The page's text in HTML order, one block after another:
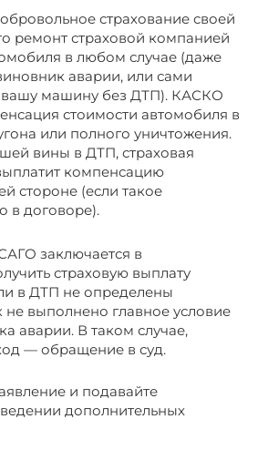
страхование своей
ремонт страховой компанией
в любом случае (даже
аварии, или сами
вашу машину без ДТП). КАСКО
стоимости автомобиля в
или полного уничтожения.
вины в ДТП, страховая
компенсацию
стороне (если такое
в договоре).
заключается в
страховую выплату
в ДТП не определены
выполнено главное условие
аварии. В таком случае,
— обращение в суд.
и подавайте
дополнительных